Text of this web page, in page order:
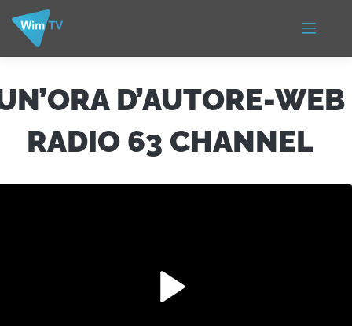
D’AUTORE-WEB
RADIO 63 CHANNEL